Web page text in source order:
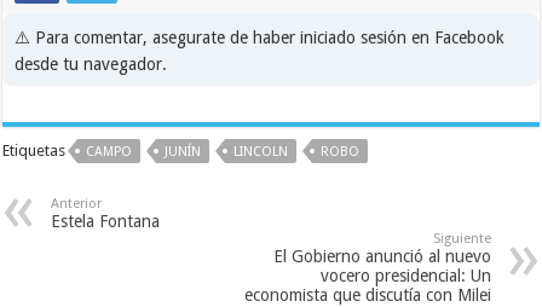
⚠️ Para comentar, asegurate de haber iniciado sesión en Facebook
desde tu navegador.
Etiquetas CAMPO JUNÍN LINCOLN ROBO
Anterior
Estela Fontana
Siguiente
El Gobierno anunció al nuevo
vocero presidencial: Un
economista que discutía con Milei